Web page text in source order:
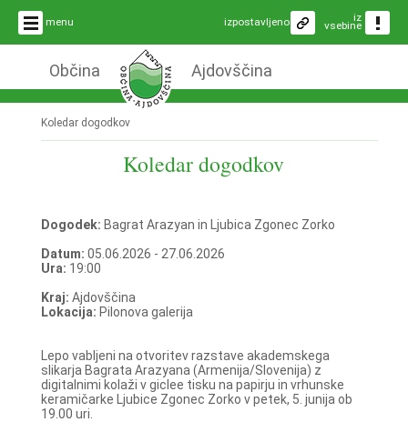
menu iz
vsebine
izpostavljeno
Občina Ajdovščina
Koledar dogodkov
Koledar dogodkov
Dogodek: Bagrat Arazyan in Ljubica Zgonec Zorko
Datum: 05.06.2026 - 27.06.2026
Ura: 19:00
Kraj: Ajdovščina
Lokacija: Pilonova galerija
Lepo vabljeni na otvoritev razstave akademskega
slikarja Bagrata Arazyana (Armenija/Slovenija) z
digitalnimi kolaži v giclee tisku na papirju in vrhunske
keramičarke Ljubice Zgonec Zorko v petek, 5. junija ob
19.00 uri.